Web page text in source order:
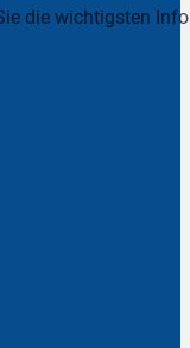
die wichtigsten